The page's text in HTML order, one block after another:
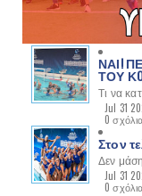
ΝΑΙ!
ΤΟΥ
Τι να
Jul 31
0 σχόλια
Στον
Δεν
Jul 31
0 σχόλια